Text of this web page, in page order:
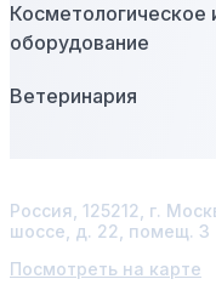
Косметологическое
оборудование
Ветеринария
Россия, 125212, г.
шоссе, д. 22, помещ. 3
Посмотреть на карте